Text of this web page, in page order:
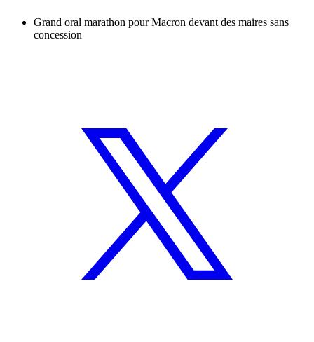
Grand oral marathon pour Macron devant des maires sans
concession